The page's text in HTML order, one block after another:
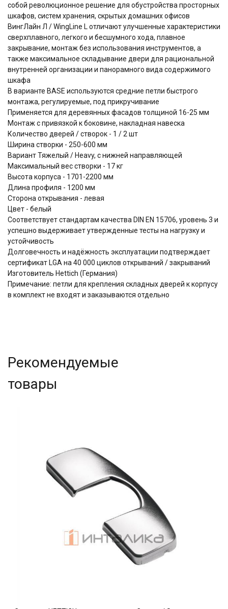
собой революционное решение для обустройства просторных
шкафов, систем хранения, скрытых домашних офисов
ВингЛайн Л / WingLine L отличают улучшенные характеристики
сверхплавного, легкого и бесшумного хода, плавное
закрывание, монтаж без использования инструментов, а
также максимальное складывание двери для рациональной
внутренней организации и панорамного вида содержимого
шкафа
В варианте BASE используются средние петли быстрого
монтажа, регулируемые, под прикручивание
Применяется для деревянных фасадов толщиной 16-25 мм
Монтаж с привязкой к боковине, накладная навеска
Количество дверей / створок - 1 / 2 шт
Ширина створки - 250-600 мм
Вариант Тяжелый / Heavy, c нижней направляющей
Максимальный вес створки - 17 кг
Высота корпуса - 1701-2200 мм
Длина профиля - 1200 мм
Сторона открывания - левая
Цвет - белый
Соответствует стандартам качества DIN EN 15706, уровень 3 и
успешно выдерживает утвержденные тесты на нагрузку и
устойчивость
Долговечность и надёжность эксплуатации подтверждает
сертификат LGA на 40 000 циклов открываний / закрываний
Изготовитель Hettich (Германия)
Примечание: петли для крепления складных дверей к корпусу
в комплект не входят и заказываются отдельно
Рекомендуемые
товары